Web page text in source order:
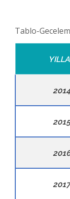
Tablo-
2014
2015
2017